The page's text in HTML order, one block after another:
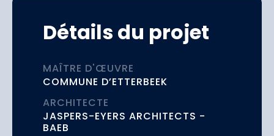
Détails du projet
MAÎTRE D'ŒUVRE
COMMUNE D’ETTERBEEK
ARCHITECTE
JASPERS-EYERS ARCHITECTS -
BAEB